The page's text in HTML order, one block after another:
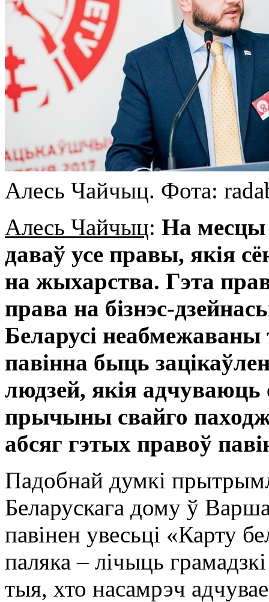
Алесь Чайчыц. Фота:
Алесь Чайчыц: На месцы
даваў усе правы, якія
на жыхарства. Гэта
права на бізнэс-
Беларусі неабмежаваны
павінна быць
людзей, якія адчуваюць
прычыны свайго
абсяг гэтых правоў
Падобнай думкі
Беларускага дому ў
павінен увесьці «Карту
паляка – лічыць
тыя, хто насамрэч